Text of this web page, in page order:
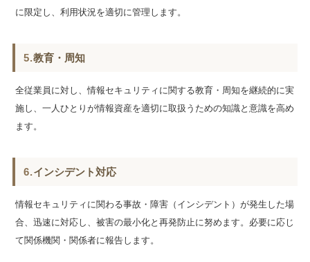
に限定し、利用状況を適切に管理します。
5.教育・周知
全従業員に対し、情報セキュリティに関する教育・周知を継続的に実
施し、一人ひとりが情報資産を適切に取扱うための知識と意識を高め
ます。
6.インシデント対応
情報セキュリティに関わる事故・障害（インシデント）が発生した場
合、迅速に対応し、被害の最小化と再発防止に努めます。必要に応じ
て関係機関・関係者に報告します。